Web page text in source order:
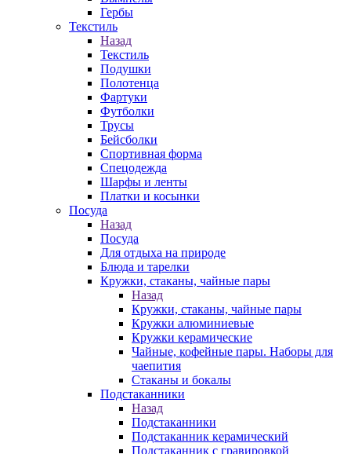
Гербы
Текстиль
Назад
Текстиль
Подушки
Полотенца
Фартуки
Футболки
Трусы
Бейсболки
Спортивная форма
Спецодежда
Шарфы и ленты
Платки и косынки
Посуда
Назад
Посуда
Для отдыха на природе
Блюда и тарелки
Кружки, стаканы, чайные пары
Назад
Кружки, стаканы, чайные пары
Кружки алюминиевые
Кружки керамические
Чайные, кофейные пары. Наборы для
чаепития
Стаканы и бокалы
Подстаканники
Назад
Подстаканники
Подстаканник керамический
Подстаканник c гравировкой